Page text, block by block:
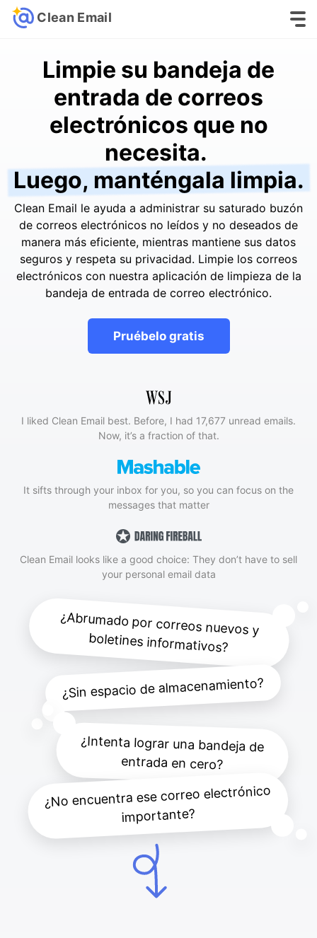
Clean Email
Limpie su bandeja de
entrada de correos
electrónicos que no
necesita.
Luego, manténgala limpia.
Clean Email le ayuda a administrar su saturado buzón
de correos electrónicos no leídos y no deseados de
manera más eficiente, mientras mantiene sus datos
seguros y respeta su privacidad. Limpie los correos
electrónicos con nuestra aplicación de limpieza de la
bandeja de entrada de correo electrónico.
Pruébelo gratis
I liked Clean Email best. Before, I had 17,677 unread emails.
Now, it’s a fraction of that.
It sifts through your inbox for you, so you can focus on the
messages that matter
Clean Email looks like a good choice: They don’t have to sell
your personal email data
¿Abrumado por correos nuevos y
boletines informativos?
¿Sin espacio de almacenamiento?
¿Intenta lograr una bandeja de
entrada en cero?
¿No encuentra ese correo electrónico
importante?